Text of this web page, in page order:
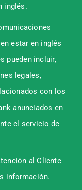
inglés.
estar en inglés
pueden incluir,
legales,
con los
anunciados en
el servicio de
al Cliente
información.